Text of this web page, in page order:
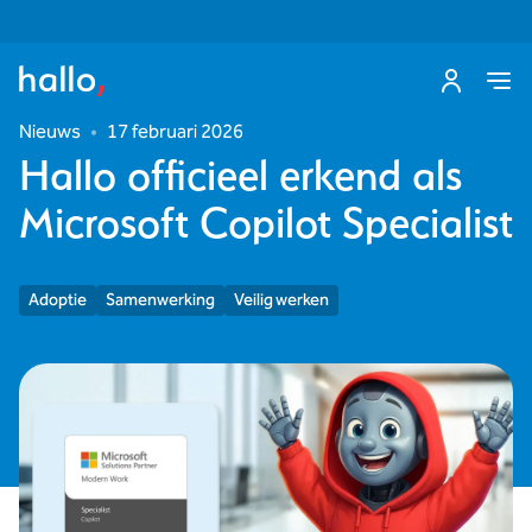
Nieuws • 17 februari 2026
Hallo officieel erkend als
Microsoft Copilot Specialist
Adoptie Samenwerking Veilig werken